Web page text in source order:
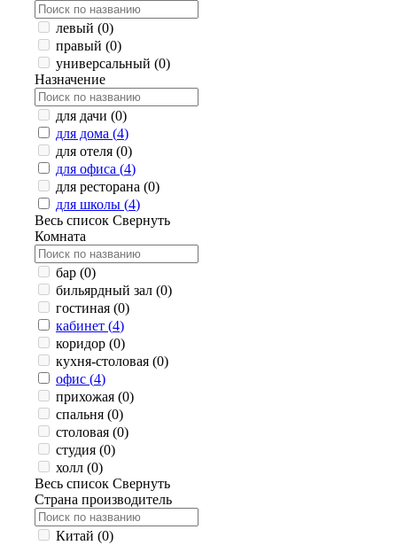
левый (0)
правый (0)
универсальный (0)
Назначение
для дачи (0)
для дома (4)
для отеля (0)
для офиса (4)
для ресторана (0)
для школы (4)
Весь список Свернуть
Комната
бар (0)
бильярдный зал (0)
гостиная (0)
кабинет (4)
коридор (0)
кухня-столовая (0)
офис (4)
прихожая (0)
спальня (0)
столовая (0)
студия (0)
холл (0)
Весь список Свернуть
Страна производитель
Китай (0)